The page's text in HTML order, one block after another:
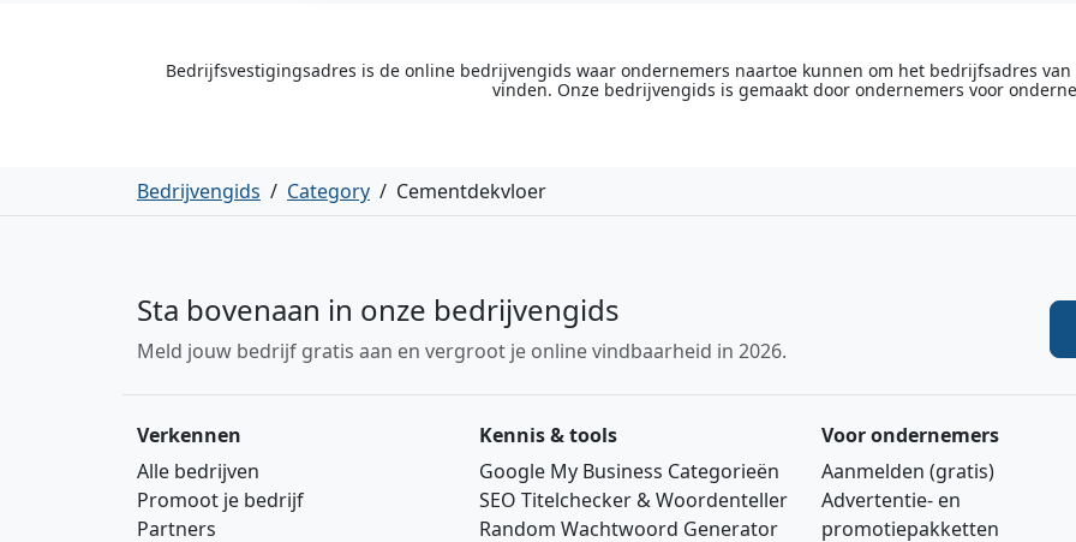
Bedrijfsvestigingsadres is de online bedrijvengids waar ondernemers naartoe kunnen om het bedrijfsadres
vinden. Onze bedrijvengids is gemaakt door ondernemers voor
Bedrijvengids / Category / Cementdekvloer
Sta bovenaan in onze bedrijvengids
Meld jouw bedrijf gratis aan en vergroot je online vindbaarheid in 2026.
Verkennen
Alle bedrijven
Promoot je bedrijf
Partners
Kennis & tools
Google My Business Categorieën
SEO Titelchecker & Woordenteller
Random Wachtwoord Generator
Voor ondernemers
Aanmelden (gratis)
Advertentie‑ en
promotiepakketten